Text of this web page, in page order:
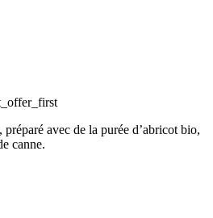
avec de la purée d’abricot bio,
canne.